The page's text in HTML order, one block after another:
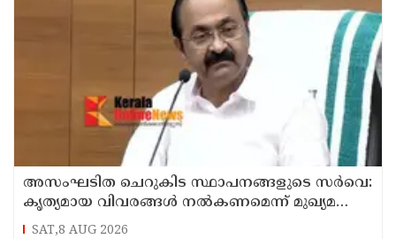
അസംഘടിത ചെറുകിട സ്ഥാപനങ്ങളുടെ സർവെ:
കൃത്യമായ വിവരങ്ങൾ നൽകണമെന്ന് മുഖ്യമന്ത്രി
വി ഡി സതീശൻ
SAT,8 AUG 2026